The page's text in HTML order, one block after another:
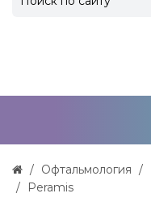
Офтальмология
Peramis